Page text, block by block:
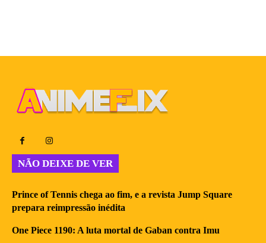
NÃO DEIXE DE VER
Prince of Tennis chega ao fim, e a revista Jump Square
prepara reimpressão inédita
One Piece 1190: A luta mortal de Gaban contra Imu